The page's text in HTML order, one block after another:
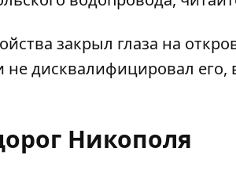
закрыл глаза на
дисквалифицировал его,
Никополя